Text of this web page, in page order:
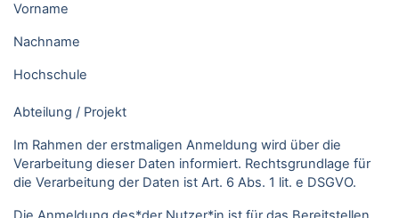
Vorname
Nachname
Hochschule
Abteilung / Projekt
Im Rahmen der erstmaligen Anmeldung wird über die
Verarbeitung dieser Daten informiert. Rechtsgrundlage für
die Verarbeitung der Daten ist Art. 6 Abs. 1 lit. e DSGVO.